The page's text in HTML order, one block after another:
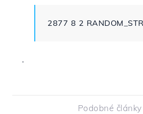
2877 8 2
.
Podobné články